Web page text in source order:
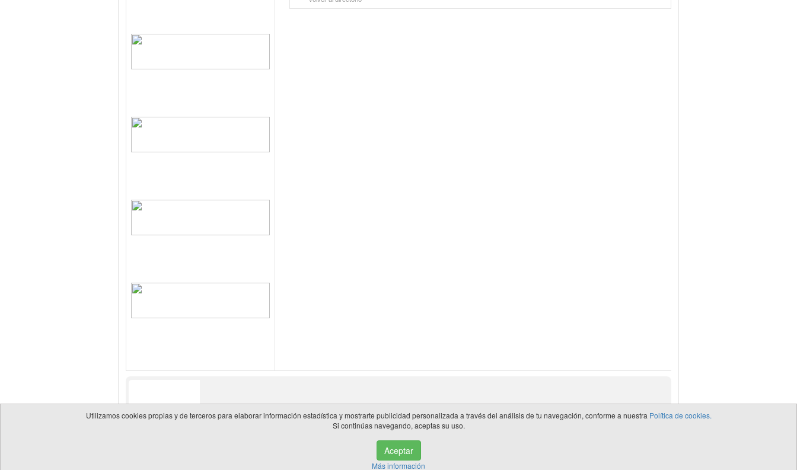
Utilizamos cookies propias y de terceros para elaborar información estadística y mostrarte publicidad personalizada a través del análisis de tu navegación, conforme a nuestra Política de cookies.
Si continúas navegando, aceptas su uso.
Aceptar
Más información
Aviso legal | Información adicional